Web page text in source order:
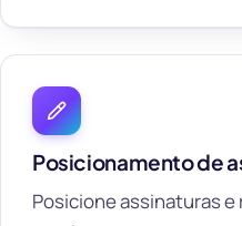
Posicionamento de
Posicione assinaturas